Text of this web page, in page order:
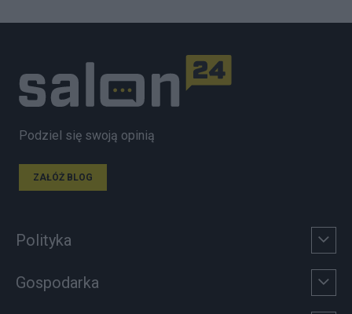
Podziel się swoją opinią
ZAŁÓŻ BLOG
Polityka
Gospodarka